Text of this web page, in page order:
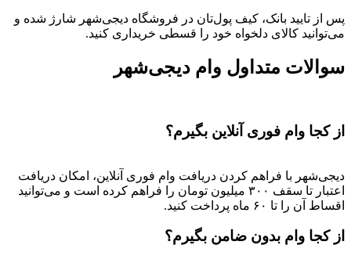
پس از تایید بانک، کیف پول‌تان در فروشگاه دیجی‌شهر شارژ شده و
می‌توانید کالای دلخواه خود را قسطی خریداری کنید.
سوالات متداول وام دیجی‌شهر
از کجا وام فوری آنلاین بگیرم؟
دیجی‌شهر با فراهم کردن دریافت وام فوری آنلاین، امکان دریافت
اعتبار تا سقف ۳۰۰ میلیون تومان را فراهم کرده است و می‌توانید
اقساط آن را تا ۶۰ ماه پرداخت کنید.
از کجا وام بدون ضامن بگیرم؟